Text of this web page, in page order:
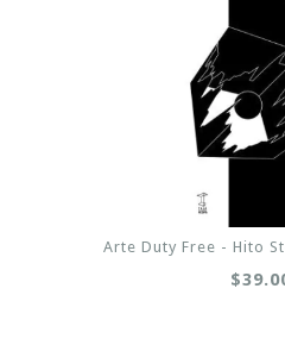
Arte Duty Free - Hito